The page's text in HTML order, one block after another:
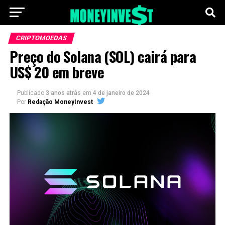
CRIPTOMOEDAS
Preço do Solana (SOL) cairá para
US$ 20 em breve
Publicado 3 anos atrás em 4 de janeiro de 2024
Por Redação MoneyInvest